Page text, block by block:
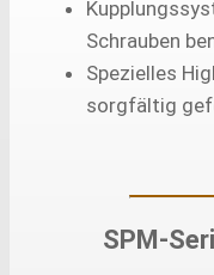
Schrauben
Spezielles
sorgfältig
SPM-